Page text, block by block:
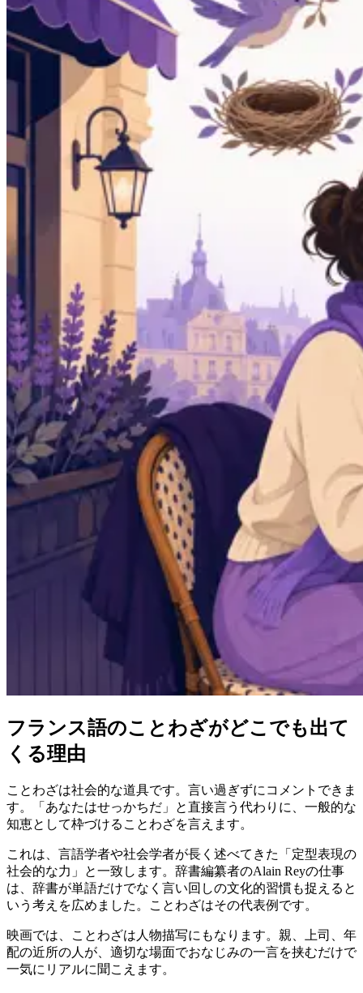
フランス語のことわざがどこでも出て
くる理由
ことわざは社会的な道具です。言い過ぎずにコメントできま
す。「あなたはせっかちだ」と直接言う代わりに、一般的な
知恵として枠づけることわざを言えます。
これは、言語学者や社会学者が長く述べてきた「定型表現の
社会的な力」と一致します。辞書編纂者のAlain Reyの仕事
は、辞書が単語だけでなく言い回しの文化的習慣も捉えると
いう考えを広めました。ことわざはその代表例です。
映画では、ことわざは人物描写にもなります。親、上司、年
配の近所の人が、適切な場面でおなじみの一言を挟むだけで
一気にリアルに聞こえます。